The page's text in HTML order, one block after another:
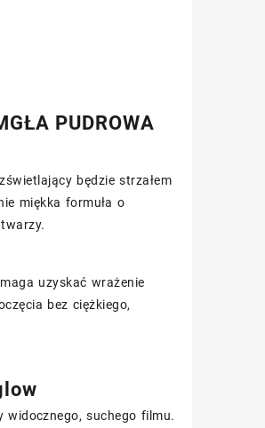
PUDROWA
będzie strzałem
miękka formuła o
uzyskać wrażenie
bez ciężkiego,
widocznego, suchego filmu.